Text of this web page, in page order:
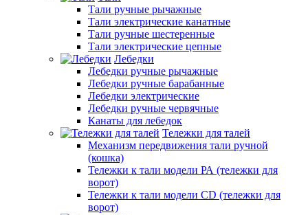
Тали ручные рычажные
Тали электрические канатные
Тали ручные шестеренные
Тали электрические цепные
Лебедки
Лебедки ручные рычажные
Лебедки ручные барабанные
Лебедки электрические
Лебедки ручные червячные
Канаты для лебедок
Тележки для талей
Механизм передвижения тали ручной
(кошка)
Тележки к тали модели РА (тележки для
ворот)
Тележки к тали модели CD (тележки для
ворот)